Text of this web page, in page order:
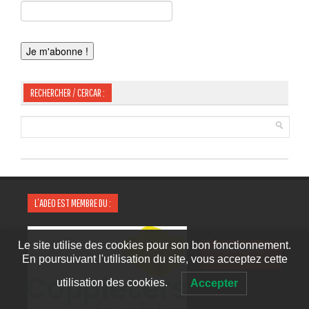
RECHERCHER / CERCAR :
L’ADEO EST MEMBRE DU :
L’ADEO ADHÈRE AU
LABEL OC :
Le site utilise des cookies pour son bon fonctionnement.
En poursuivant l'utilisation du site, vous acceptez cette
utilisation des cookies. Accepter